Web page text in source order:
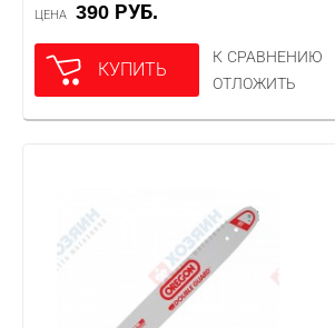
ЦЕНА 390 РУБ.
КУПИТЬ
К СРАВНЕНИЮ
ОТЛОЖИТЬ